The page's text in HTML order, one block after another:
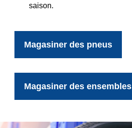
saison.
Magasiner des pneus
Magasiner des ensembles